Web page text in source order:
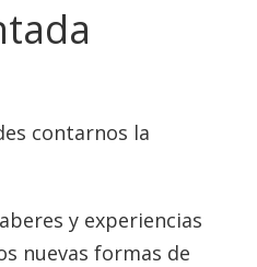
contarnos la
y experiencias
nuevas formas de